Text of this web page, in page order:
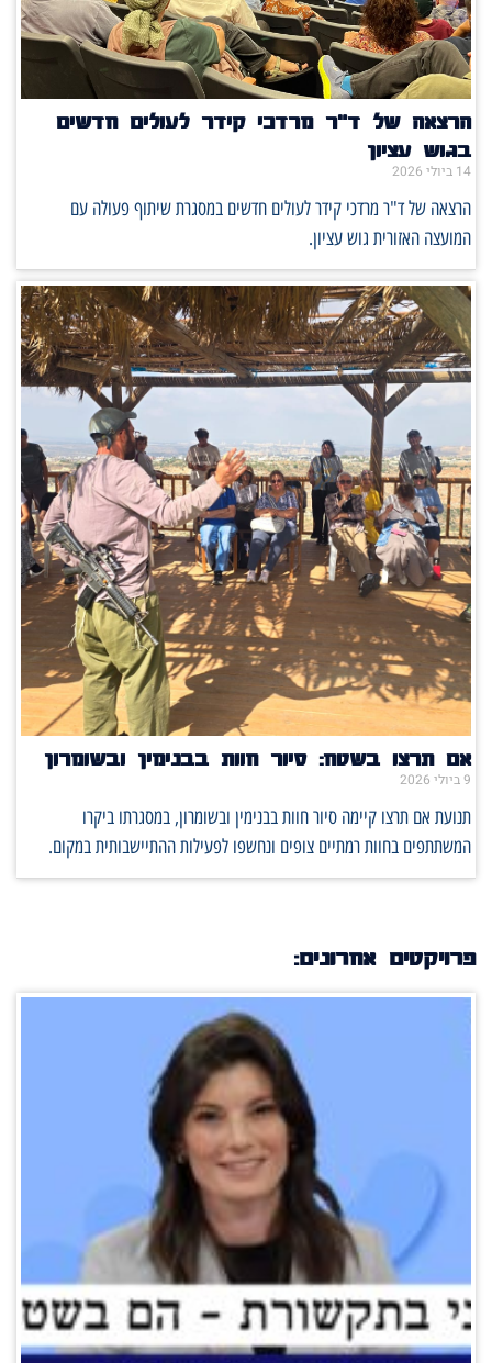
הרצאה של ד"ר מרדכי קידר לעולים חדשים
בגוש עציון
14 ביולי 2026
הרצאה של ד"ר מרדכי קידר לעולים חדשים במסגרת שיתוף פעולה עם
המועצה האזורית גוש עציון.
אם תרצו בשטח: סיור חוות בבנימין ובשומרון
9 ביולי 2026
תנועת אם תרצו קיימה סיור חוות בבנימין ובשומרון, במסגרתו ביקרו
המשתתפים בחוות רמתיים צופים ונחשפו לפעילות ההתיישבותית במקום.
פרויקטים אחרונים: